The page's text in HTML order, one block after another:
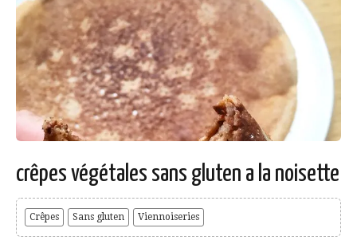
crêpes végétales sans gluten a la noisette
Crêpes Sans gluten Viennoiseries